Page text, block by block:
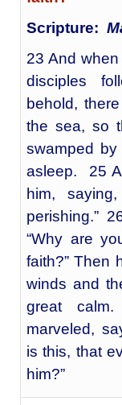
Scripture:
23 And
disciples
behold,
the sea, so
swamped
asleep. 25
him,
perishing.”
“Why are
faith?” Then
winds and
great
marveled,
is this, that
him?”